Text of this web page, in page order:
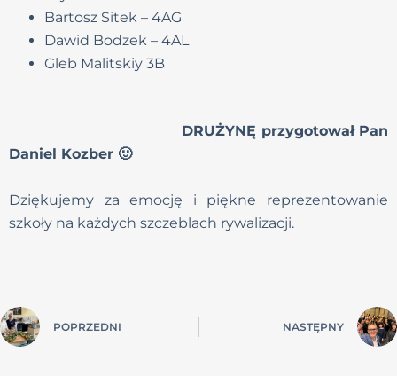
Bartosz Sitek – 4AG
Dawid Bodzek – 4AL
Gleb Malitskiy 3B
DRUŻYNĘ przygotował Pan
Daniel Kozber 🙂
Dziękujemy za emocję i piękne reprezentowanie
szkoły na każdych szczeblach rywalizacji.
POPRZEDNI NASTĘPNY